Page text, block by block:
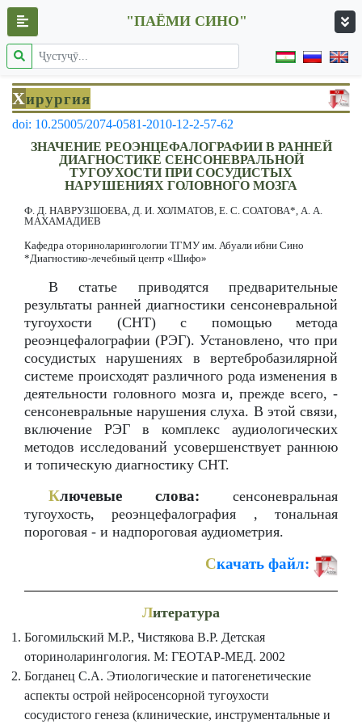
"ПАЁМИ СИНО"
Хирургия
doi: 10.25005/2074-0581-2010-12-2-57-62
ЗНАЧЕНИЕ РЕОЭНЦЕФАЛОГРАФИИ В РАННЕЙ
ДИАГНОСТИКЕ СЕНСОНЕВРАЛЬНОЙ
ТУГОУХОСТИ ПРИ СОСУДИСТЫХ
НАРУШЕНИЯХ ГОЛОВНОГО МОЗГА
Ф. Д. НАВРУЗШОЕВА, Д. И. ХОЛМАТОВ, Е. С. СОАТОВА*, А. А.
МАХАМАДИЕВ
Кафедра оториноларингологии ТГМУ им. Абуали ибни Сино
*Диагностико-лечебный центр «Шифо»
В статье приводятся предварительные
результаты ранней диагностики сенсоневральной
тугоухости (СНТ) с помощью метода
реоэнцефалографии (РЭГ). Установлено, что при
сосудистых нарушениях в вертебробазилярной
системе происходят различного рода изменения в
деятельности головного мозга и, прежде всего, -
сенсоневральные нарушения слуха. В этой связи,
включение РЭГ в комплекс аудиологических
методов исследований усовершенствует раннюю
и топическую диагностику СНТ.
Ключевые слова: сенсоневральная
тугоухость, реоэнцефалография , тональная
пороговая - и надпороговая аудиометрия.
Скачать файл:
Литература
Богомильский М.Р., Чистякова В.Р. Детская
оториноларингология. М: ГЕОТАР-МЕД. 2002
Богданец С.А. Этиологические и патогенетические
аспекты острой нейросенсорной тугоухости
сосудистого генеза (клинические, инструментальные и